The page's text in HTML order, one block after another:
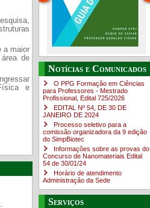
a maior
de
e
Guia do estudante
Notícias e Comunicados
O PPG Formação em Ciências
para Professores - Mestrado
Profissional, Edital ​725/202​6
EDITAL Nº 54, DE 30 DE
JANEIRO DE 2024
Processo seletivo para a
comissão organizadora da 9 edição
do SimpBiotec
Informações sobre as provas do
Concurso de Nanomateriais Edital
54 de 30/01/24
Horário de atendimento
Administração da Sede
Serviços